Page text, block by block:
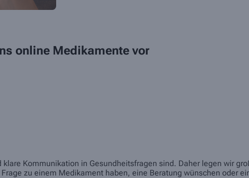
online Medikamente vor
Kommunikation in Gesundheitsfragen sind. Daher legen wir
zu einem Medikament haben, eine Beratung wünschen oder